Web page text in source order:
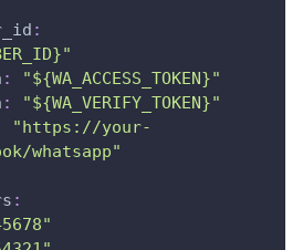
:
:
"${WA_ACCESS_TOKEN}"
:
"${WA_VERIFY_TOKEN}"
"https://your-
whatsapp"
: